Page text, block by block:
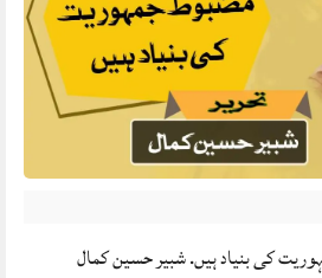
کی بنیاد ہیں. شبیر حسین کمال